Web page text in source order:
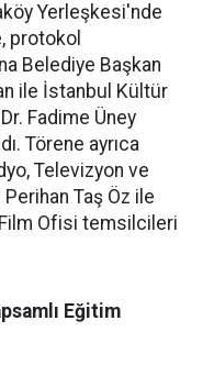
Yerleşkesi'nde
protokol
Belediye Başkan
ile İstanbul Kültür
Fadime Üney
Törene ayrıca
Televizyon ve
Taş Öz ile
Ofisi temsilcileri
Eğitim